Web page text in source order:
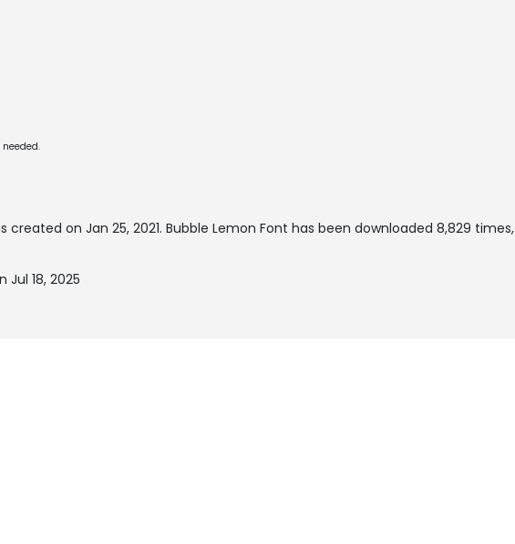
created on Jan 25, 2021. Bubble Lemon Font has been downloaded 8,829 times,
18, 2025